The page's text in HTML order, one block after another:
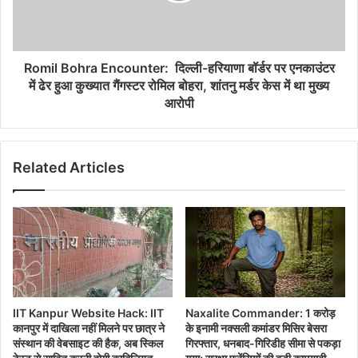
Middle East War News
Tehran Response Warning
Romil Bohra Encounter: दिल्ली-हरियाणा बॉर्डर पर एनकाउंटर
में ढेर हुआ कुख्यात गैंगस्टर रोमिल बोहरा, शांतनु मर्डर केस में था मुख्य
आरोपी
Related Articles
IIT Kanpur Website Hack: IIT
कानपुर में दाखिला नहीं मिलने पर छात्र ने
संस्थान की वेबसाइट की हैक, अब स्किल
Naxalite Commander: 1 करोड़
के इनामी नक्सली कमांडर मिसिर बेसरा
गिरफ्तार, धनबाद-गिरिडीह सीमा से पकड़ा